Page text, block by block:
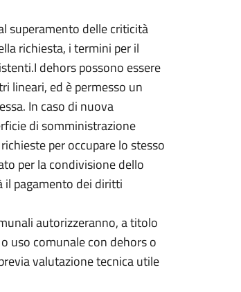
superamento delle criticità
richiesta, i termini per il
dehors possono essere
lineari, ed è permesso un
In caso di nuova
di somministrazione
per occupare lo stesso
per la condivisione dello
il pagamento dei diritti
autorizzeranno, a titolo
uso comunale con dehors o
valutazione tecnica utile